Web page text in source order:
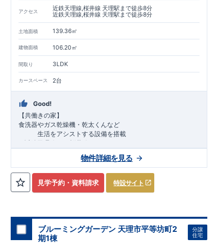
アクセス
近鉄天理線,桜井線 天理駅まで徒歩8分
近鉄天理線,桜井線 天理駅まで徒歩8分
土地面積 139.36㎡
建物面積 106.20㎡
間取り 3LDK
カースペース 2台
Good!
【共働きの家】
食洗器やガス乾燥機・乾太くんなど
​生活をアシストする設備を搭載
近鉄天理線・JR桜井線
！前道も広々♪​・玄関すっきりの
ァミリークローク
・WICなど収納充実 ​・ トイレは各階
『ニチイキッズ天理河原城保育園』
『オークワ天理南店』徒歩約7分​『ドン・キホーテ天理店』徒
歩約7分​『サン薬局天理中央店』 徒歩約7分​ ​『天理丹波市郵便
局』
徒歩約12分 『天理市立メディカルセンター』徒歩約14分
見学予約・資料請求 特設サイト
物件詳細を見る
ブルーミングガーデン 天理市平等坊町2
期1棟
分譲
住宅